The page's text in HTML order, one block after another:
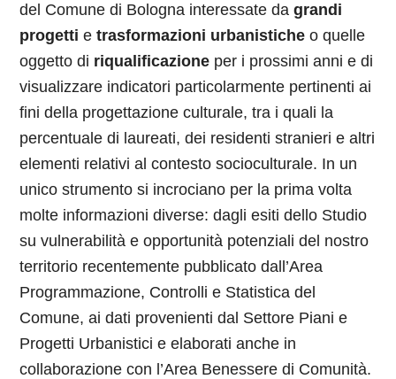
del Comune di Bologna interessate dagrandi
progetti etrasformazioni urbanistiche o quelle
oggetto di riqualificazione per i prossimi anni e di
visualizzare indicatori particolarmente pertinenti ai
fini della progettazione culturale, tra i quali la
percentuale di laureati, dei residenti stranieri e altri
elementi relativi al contesto socioculturale. In un
unico strumento si incrociano per la prima volta
molte informazioni diverse: dagli esiti dello Studio
su vulnerabilità e opportunità potenziali del nostro
territorio recentemente pubblicato dall’Area
Programmazione, Controlli e Statistica del
Comune, ai dati provenienti dal Settore Piani e
Progetti Urbanistici e elaborati anche in
collaborazione con l’Area Benessere di Comunità.